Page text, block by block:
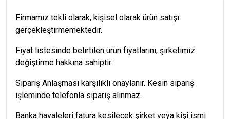
Firmamız tekli olarak, kişisel olarak ürün satışı
gerçekleştirmemektedir.
Fiyat listesinde belirtilen ürün fiyatlarını, şirketimiz
değiştirme hakkına sahiptir.
Sipariş Anlaşması karşılıklı onaylanır. Kesin sipariş
işleminde telefonla sipariş alınmaz.
Banka havaleleri fatura kesilecek şirket veya kişi ismi